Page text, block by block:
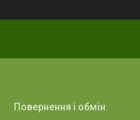
Повернення і обмін